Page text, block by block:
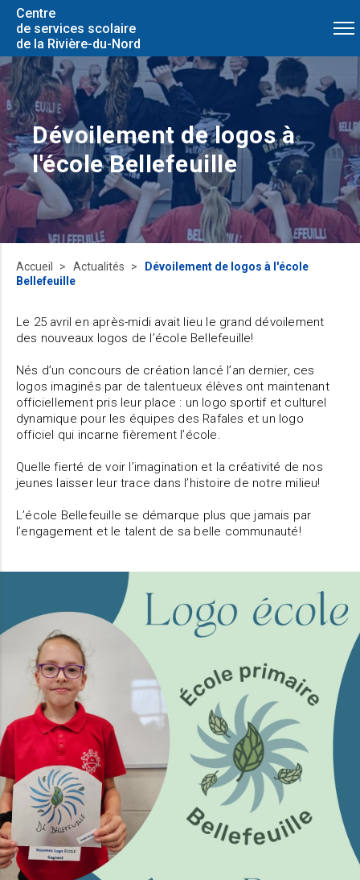
Centre
de services scolaire
de la Rivière-du-Nord
Dévoilement de logos à
l'école Bellefeuille
Accueil Actualités
Dévoilement de logos à l'école
Bellefeuille
Le 25 avril en après-midi avait lieu le grand dévoilement
des nouveaux logos de l’école Bellefeuille!
Nés d’un concours de création lancé l’an dernier, ces
logos imaginés par de talentueux élèves ont maintenant
officiellement pris leur place : un logo sportif et culturel
dynamique pour les équipes des Rafales et un logo
officiel qui incarne fièrement l’école.
Quelle fierté de voir l’imagination et la créativité de nos
jeunes laisser leur trace dans l’histoire de notre milieu!
L’école Bellefeuille se démarque plus que jamais par
l’engagement et le talent de sa belle communauté!